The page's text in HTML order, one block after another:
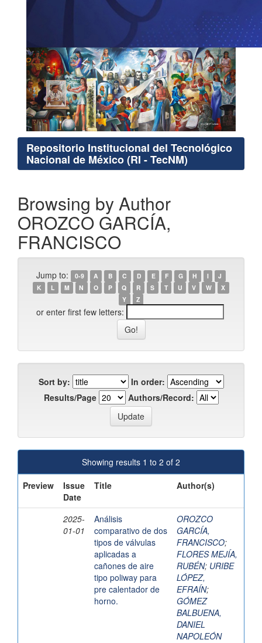
Repositorio Institucional del Tecnológico
Nacional de México (RI - TecNM)
Browsing by Author
OROZCO GARCÍA,
FRANCISCO
Jump to: 0-9 A B C D E F G H I
J
K
L M N O P Q R S T U V W
X
Y
Z
or enter first few letters:
Sort by:
In order:
Results/Page
Authors/Record:
Showing results 1 to 2 of 2
Preview
Issue
Date
Title Author(s)
2025-
01-01
Análisis
comparativo de dos
tipos de válvulas
aplicadas a
cañones de aire
tipo poliway para
pre calentador de
horno.
OROZCO
GARCÍA,
FRANCISCO;
FLORES MEJÍA,
RUBÉN; URIBE
LÓPEZ,
EFRAÍN;
GÓMEZ
BALBUENA,
DANIEL
NAPOLEÓN